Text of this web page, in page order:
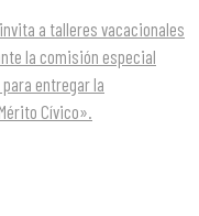
a talleres vacacionales
la comisión especial
entregar la
Cívico».